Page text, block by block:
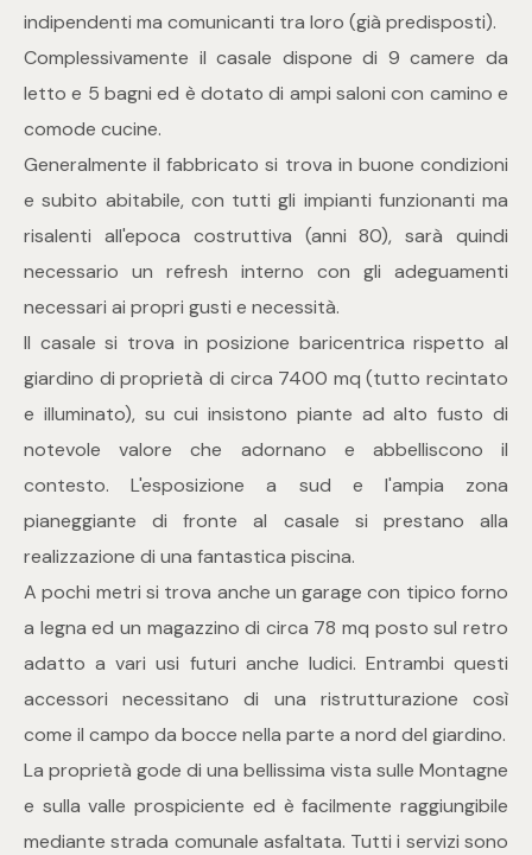
indipendenti ma comunicanti tra loro (già predisposti).
Complessivamente il casale dispone di 9 camere da
letto e 5 bagni ed è dotato di ampi saloni con camino e
comode cucine.
Generalmente il fabbricato si trova in buone condizioni
e subito abitabile, con tutti gli impianti funzionanti ma
risalenti all'epoca costruttiva (anni 80), sarà quindi
necessario un refresh interno con gli adeguamenti
necessari ai propri gusti e necessità.
Il casale si trova in posizione baricentrica rispetto al
giardino di proprietà di circa 7400 mq (tutto recintato
e illuminato), su cui insistono piante ad alto fusto di
notevole valore che adornano e abbelliscono il
contesto. L'esposizione a sud e l'ampia zona
pianeggiante di fronte al casale si prestano alla
realizzazione di una fantastica piscina.
A pochi metri si trova anche un garage con tipico forno
a legna ed un magazzino di circa 78 mq posto sul retro
adatto a vari usi futuri anche ludici. Entrambi questi
accessori necessitano di una ristrutturazione così
come il campo da bocce nella parte a nord del giardino.
La proprietà gode di una bellissima vista sulle Montagne
e sulla valle prospiciente ed è facilmente raggiungibile
mediante strada comunale asfaltata. Tutti i servizi sono
Totale
mq
Locali
Qualsiasi
1
2
3